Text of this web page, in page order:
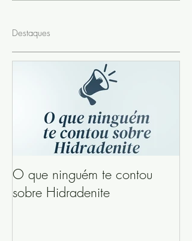
Destaques
O que ninguém te contou
sobre Hidradenite